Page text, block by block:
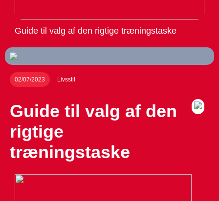
Guide til valg af den rigtige træningstaske
02/07/2023 Livsstil
Guide til valg af den
rigtige
træningstaske